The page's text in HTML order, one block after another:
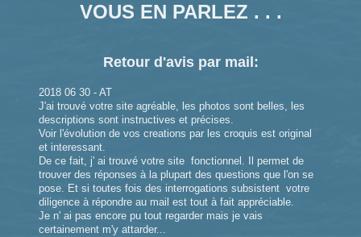
VOUS EN PARLEZ . . .
Retour d'avis par mail:
2018 06 30 - AT
J'ai trouvé votre site agréable, les photos sont belles, les
descriptions sont instructives et précises.
Voir l'évolution de vos creations par les croquis est original
et interessant.
De ce fait, j' ai trouvé votre site fonctionnel. Il permet de
trouver des réponses à la plupart des questions que l'on se
pose. Et si toutes fois des interrogations subsistent votre
diligence à répondre au mail est tout à fait appréciable.
Je n' ai pas encore pu tout regarder mais je vais
certainement m'y attarder...